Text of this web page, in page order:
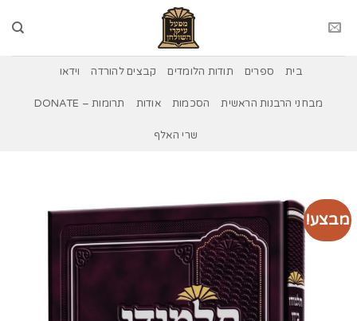
בית ספרים תודות הלומדים קבצים להורדה וידאו
מבחני הרבנות הראשית הסכמות אודות תרומות – DONATE
שרי האלף
מבצע!